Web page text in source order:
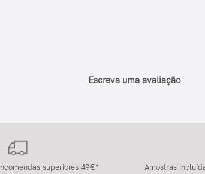
Escreva uma avaliação
superiores 49€* Amostras